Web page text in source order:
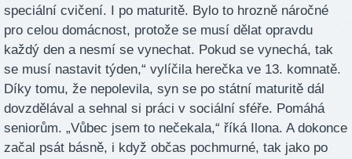
speciální cvičení. I po maturitě. Bylo to hrozně náročné
pro celou domácnost, protože se musí dělat opravdu
každý den a nesmí se vynechat. Pokud se vynechá, tak
se musí nastavit týden,“ vylíčila herečka ve 13. komnatě.
Díky tomu, že nepolevila, syn se po státní maturitě dál
dovzdělával a sehnal si práci v sociální sféře. Pomáhá
seniorům. „Vůbec jsem to nečekala,“ říká Ilona. A dokonce
začal psát básně, i když občas pochmurné, tak jako po